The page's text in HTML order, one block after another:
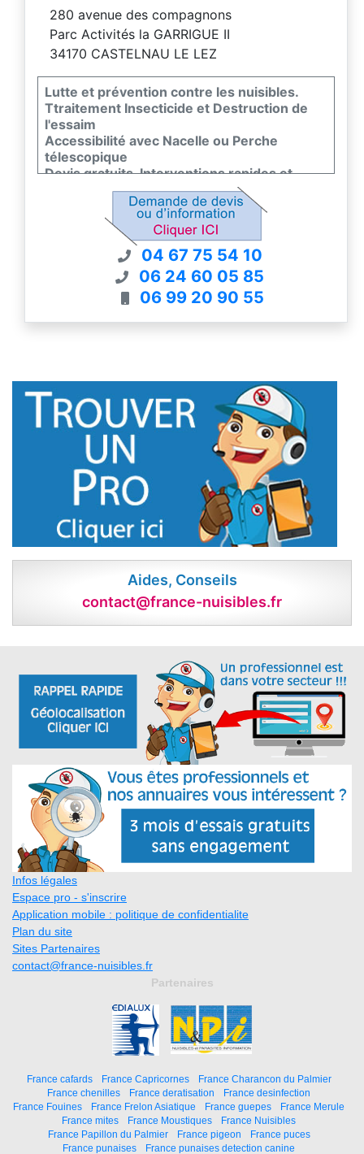
280 avenue des compagnons
Parc Activités la GARRIGUE II
34170 CASTELNAU LE LEZ
Lutte et prévention contre les nuisibles.
Ttraitement Insecticide et Destruction de
l'essaim
Accessibilité avec Nacelle ou Perche
télescopique
Devis gratuits-Interventions rapides et
Commandez aussi sur viveonis-boutique.fr
04 67 75 54 10
06 24 60 05 85
06 99 20 90 55
Aides, Conseils
contact@france-nuisibles.fr
Infos légales
Espace pro - s'inscrire
Application mobile : politique de confidentialite
Plan du site
Sites Partenaires
contact@france-nuisibles.fr
Partenaires
France cafards France Capricornes
France Charancon du Palmier
France chenilles
France deratisation
France desinfection
France Fouines
France Frelon Asiatique France guepes
France Merule
France mites
France Moustiques
France Nuisibles
France Papillon du Palmier
France pigeon
France puces
France punaises
France punaises detection canine